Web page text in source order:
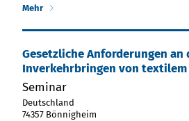
Mehr
Gesetzliche Anforderungen an
Inverkehrbringen von textilem
Seminar
Deutschland
74357 Bönnigheim